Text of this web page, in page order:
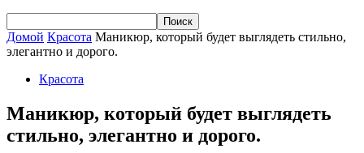
Домой Красота Маникюр, который будет выглядеть стильно,
элегантно и дорого.
Красота
Маникюр, который будет выглядеть
стильно, элегантно и дорого.